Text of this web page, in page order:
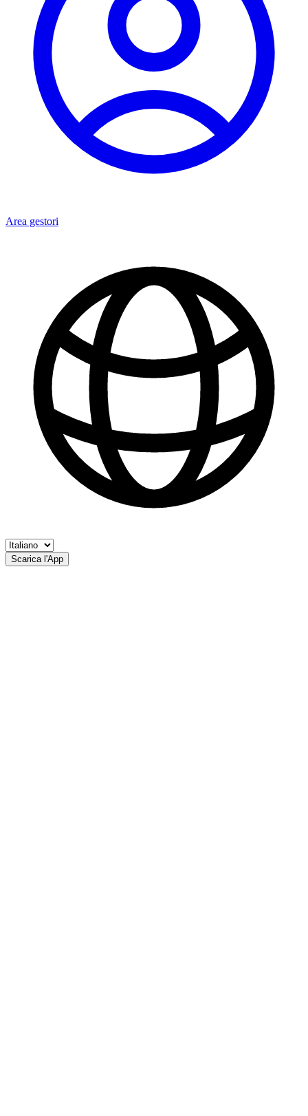
Area gestori
Scarica l'App